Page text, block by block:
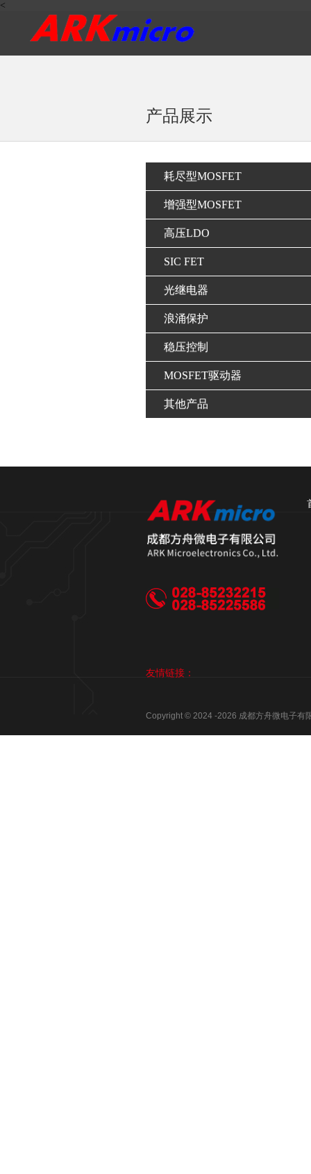
<
产品展示
耗尽型MOSFET
增强型MOSFET
高压LDO
SIC FET
光继电器
浪涌保护
稳压控制
MOSFET驱动器
其他产品
友情链接：
Copyright © 2024 -2026 成都方舟微电子有